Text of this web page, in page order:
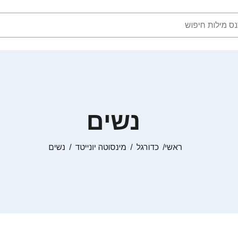
נשים
ראשי כדורגל מינסוטה יונייטד נשים